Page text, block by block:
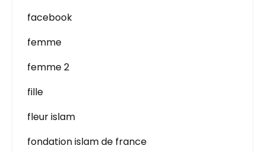
facebook
femme
femme 2
fille
fleur islam
fondation islam de france